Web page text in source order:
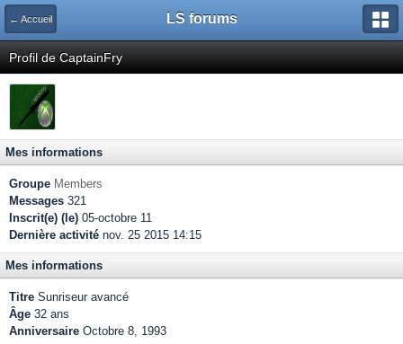
← Accueil LS forums
Profil de CaptainFry
Mes informations
Groupe Members
Messages 321
Inscrit(e) (le) 05-octobre 11
Dernière activité nov. 25 2015 14:15
Mes informations
Titre Sunriseur avancé
Âge 32 ans
Anniversaire Octobre 8, 1993